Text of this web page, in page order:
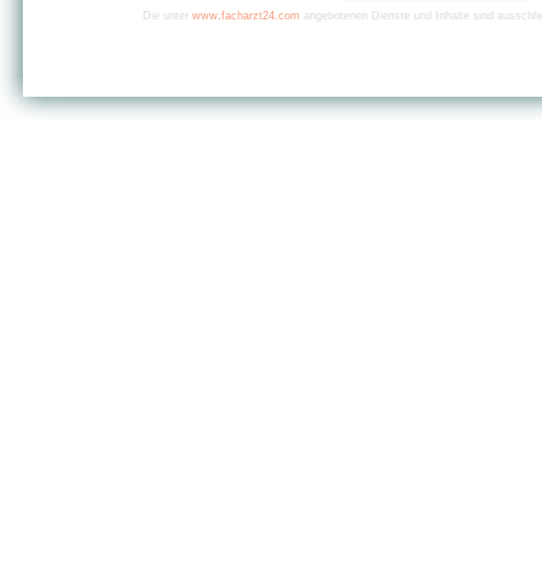
Die unter www.facharzt24.com angebotenen Dienste und Inhalte sind